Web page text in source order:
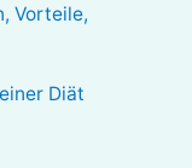
Vorteile,
Diät